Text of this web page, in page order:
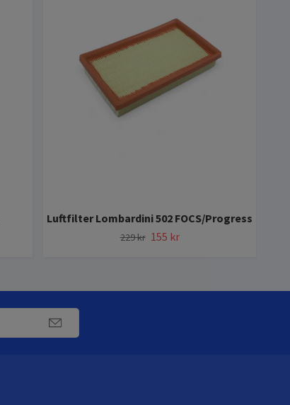
Luftfilter Lombardini 502 FOCS/Progress
229 kr 155 kr